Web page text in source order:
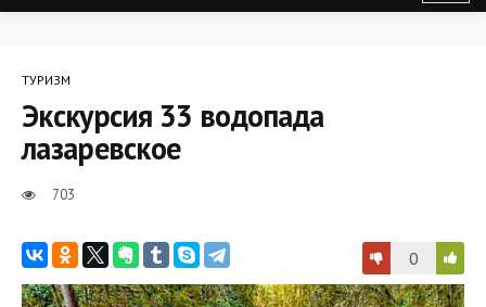
меню
ТУРИЗМ
Экскурсия 33 водопада
лазаревское
703
0